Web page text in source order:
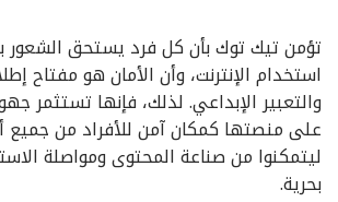
تؤمن تيك توك بأن كل فرد يستحق الشعور
استخدام الإنترنت، وأن الأمان هو مفتاح
والتعبير الإبداعي. لذلك، فإنها تستثمر
على منصتها كمكان آمن للأفراد من جميع
ليتمكنوا من صناعة المحتوى ومواصلة
بحرية.